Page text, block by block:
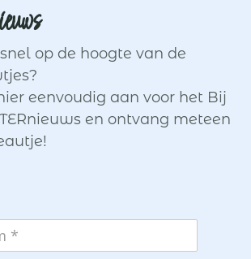
op de hoogte van de
eenvoudig aan voor het Bij
en ontvang meteen